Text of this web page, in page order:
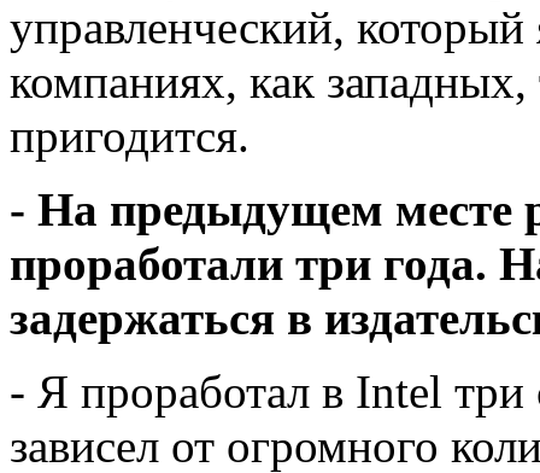
управленческий,
компаниях, как
пригодится.
- На предыдущем месте
проработали три года.
задержаться в
- Я проработал в Intel три
зависел от огромного